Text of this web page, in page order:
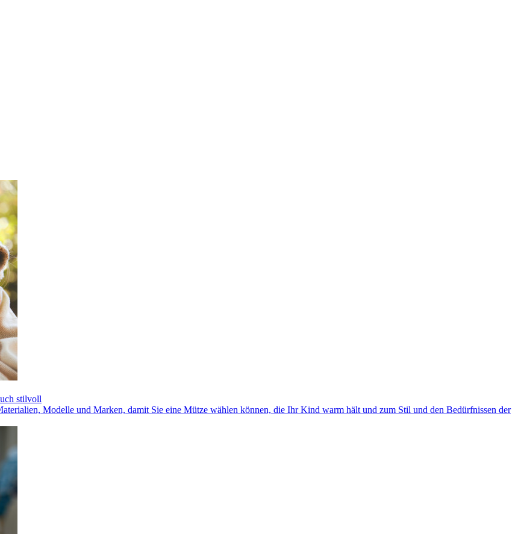
stilvoll
Modelle und Marken, damit Sie eine Mütze wählen können, die Ihr Kind warm hält und zum Stil und den Bedürfnissen der